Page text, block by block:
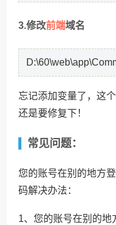
3.修改前端域名
忘记添加变量了，这
还是要修复下！
常见问题：
您的账号在别的地方
码解决办法：
1、您的账号在别的地